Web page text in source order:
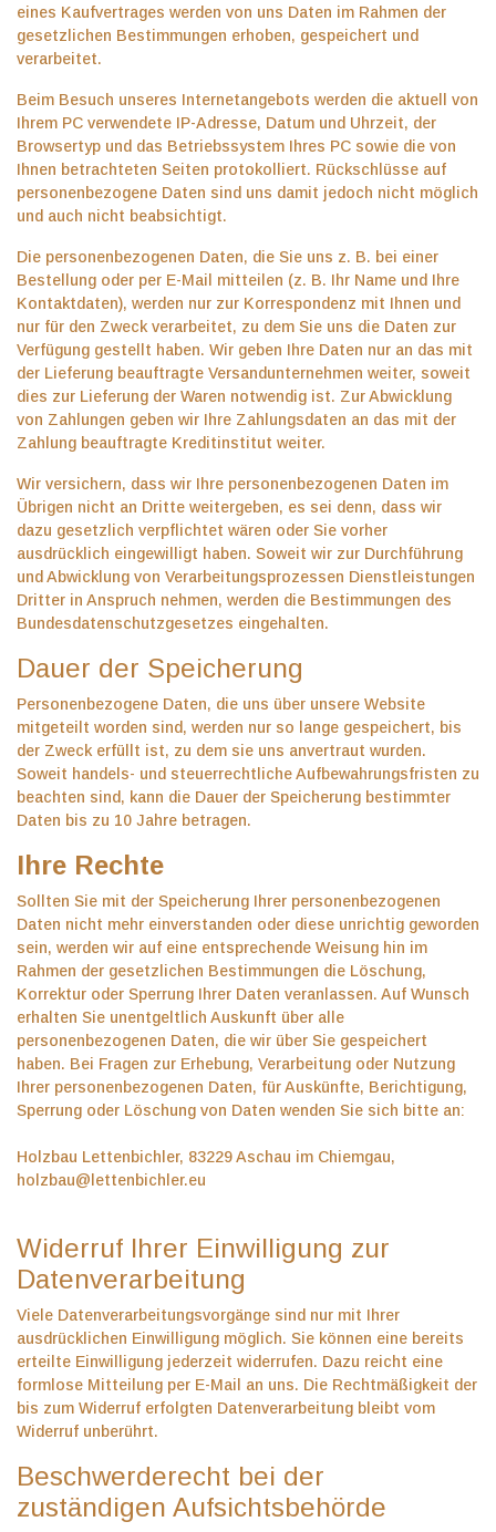
eines Kaufvertrages werden von uns Daten im Rahmen der
gesetzlichen Bestimmungen erhoben, gespeichert und
verarbeitet.
Beim Besuch unseres Internetangebots werden die aktuell von
Ihrem PC verwendete IP-Adresse, Datum und Uhrzeit, der
Browsertyp und das Betriebssystem Ihres PC sowie die von
Ihnen betrachteten Seiten protokolliert. Rückschlüsse auf
personenbezogene Daten sind uns damit jedoch nicht möglich
und auch nicht beabsichtigt.
Die personenbezogenen Daten, die Sie uns z. B. bei einer
Bestellung oder per E-Mail mitteilen (z. B. Ihr Name und Ihre
Kontaktdaten), werden nur zur Korrespondenz mit Ihnen und
nur für den Zweck verarbeitet, zu dem Sie uns die Daten zur
Verfügung gestellt haben. Wir geben Ihre Daten nur an das mit
der Lieferung beauftragte Versandunternehmen weiter, soweit
dies zur Lieferung der Waren notwendig ist. Zur Abwicklung
von Zahlungen geben wir Ihre Zahlungsdaten an das mit der
Zahlung beauftragte Kreditinstitut weiter.
Wir versichern, dass wir Ihre personenbezogenen Daten im
Übrigen nicht an Dritte weitergeben, es sei denn, dass wir
dazu gesetzlich verpflichtet wären oder Sie vorher
ausdrücklich eingewilligt haben. Soweit wir zur Durchführung
und Abwicklung von Verarbeitungsprozessen Dienstleistungen
Dritter in Anspruch nehmen, werden die Bestimmungen des
Bundesdatenschutzgesetzes eingehalten.
Dauer der Speicherung
Personenbezogene Daten, die uns über unsere Website
mitgeteilt worden sind, werden nur so lange gespeichert, bis
der Zweck erfüllt ist, zu dem sie uns anvertraut wurden.
Soweit handels- und steuerrechtliche Aufbewahrungsfristen zu
beachten sind, kann die Dauer der Speicherung bestimmter
Daten bis zu 10 Jahre betragen.
Ihre Rechte
Sollten Sie mit der Speicherung Ihrer personenbezogenen
Daten nicht mehr einverstanden oder diese unrichtig geworden
sein, werden wir auf eine entsprechende Weisung hin im
Rahmen der gesetzlichen Bestimmungen die Löschung,
Korrektur oder Sperrung Ihrer Daten veranlassen. Auf Wunsch
erhalten Sie unentgeltlich Auskunft über alle
personenbezogenen Daten, die wir über Sie gespeichert
haben. Bei Fragen zur Erhebung, Verarbeitung oder Nutzung
Ihrer personenbezogenen Daten, für Auskünfte, Berichtigung,
Sperrung oder Löschung von Daten wenden Sie sich bitte an:
Holzbau Lettenbichler, 83229 Aschau im Chiemgau,
holzbau@lettenbichler.eu
Widerruf Ihrer Einwilligung zur
Datenverarbeitung
Viele Datenverarbeitungsvorgänge sind nur mit Ihrer
ausdrücklichen Einwilligung möglich. Sie können eine bereits
erteilte Einwilligung jederzeit widerrufen. Dazu reicht eine
formlose Mitteilung per E-Mail an uns. Die Rechtmäßigkeit der
bis zum Widerruf erfolgten Datenverarbeitung bleibt vom
Widerruf unberührt.
Beschwerderecht bei der
zuständigen Aufsichtsbehörde